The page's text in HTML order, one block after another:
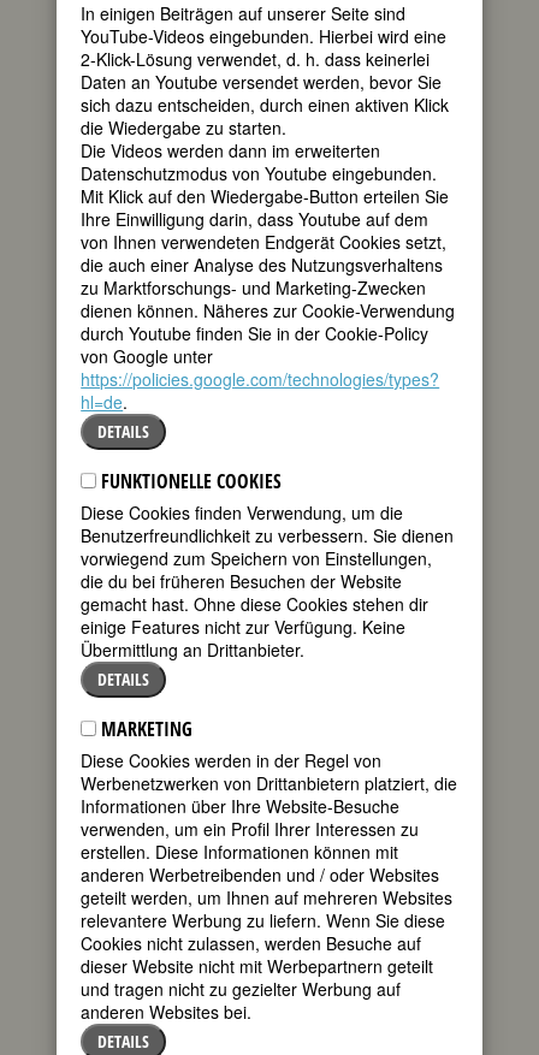
deutsch-österreichische Schauspielerin
* 26. April 1972 in Waiblingen
Details
125. Geburtstag:Olga Tschechowa
(eig. von Knipper- Dolling)
deutsche Schauspielerin und
Unternehmerin
* 26. April 1897 in Alexandropol
(Kaukasus)
† 09. März 1980 in München
Details
180. Geburtstag:Pauline Gentzen
deutsche Schriftstellerin
* 26. April 1842 in Mildstedthof b.
Husum
† 11. Oktober 1931 in Husum
Details
140. Geburtstag: Jessie Redmon
Fauset
amerikanische Schriftstellerin
* 26. April 1882 in Fredericksville, N.J.
† 30. April 1961 in Philadelphia
Details
130. Geburtstag:
französische Schriftstellerin
† 19. Juni 1955 in Paris
Details
Fembiographie zu Adrienne Monnier
85. Geburtstag:Hannelies Taschau
deutsche Schriftstellerin
* 26. April 1937 in Hamburg
Details
449. Geburtstag:Maria von Medici
französisch-italienische Königin,
Regentin und Malerin; Frau von Henri
IV. Mutter von Louis XIII.
* 26. April 1573 in Florenz/Florence
In einigen Beiträgen auf unserer Seite sind
YouTube-Videos eingebunden. Hierbei wird eine
2-Klick-Lösung verwendet, d. h. dass keinerlei
Daten an Youtube versendet werden, bevor Sie
sich dazu entscheiden, durch einen aktiven Klick
die Wiedergabe zu starten.
Die Videos werden dann im erweiterten
Datenschutzmodus von Youtube eingebunden.
Mit Klick auf den Wiedergabe-Button erteilen Sie
Ihre Einwilligung darin, dass Youtube auf dem
von Ihnen verwendeten Endgerät Cookies setzt,
die auch einer Analyse des Nutzungsverhaltens
zu Marktforschungs- und Marketing-Zwecken
dienen können. Näheres zur Cookie-Verwendung
durch Youtube finden Sie in der Cookie-Policy
von Google unter
https://policies.google.com/technologies/types?
hl=de.
DETAILS
FUNKTIONELLE COOKIES
Diese Cookies finden Verwendung, um die
Benutzerfreundlichkeit zu verbessern. Sie dienen
vorwiegend zum Speichern von Einstellungen,
die du bei früheren Besuchen der Website
gemacht hast. Ohne diese Cookies stehen dir
einige Features nicht zur Verfügung. Keine
Übermittlung an Drittanbieter.
DETAILS
MARKETING
Diese Cookies werden in der Regel von
Werbenetzwerken von Drittanbietern platziert, die
Informationen über Ihre Website-Besuche
verwenden, um ein Profil Ihrer Interessen zu
erstellen. Diese Informationen können mit
anderen Werbetreibenden und / oder Websites
geteilt werden, um Ihnen auf mehreren Websites
relevantere Werbung zu liefern. Wenn Sie diese
Cookies nicht zulassen, werden Besuche auf
dieser Website nicht mit Werbepartnern geteilt
und tragen nicht zu gezielter Werbung auf
anderen Websites bei.
DETAILS